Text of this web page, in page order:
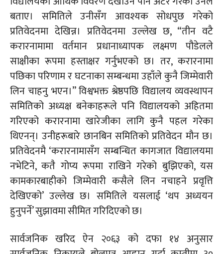
बताए। समितिले उनीसँग आवश्यक सोधपुछ गरेको
प्रतिवेदनमा देखिन्न। प्रतिवेदनमा उल्लेख छ, “तीन वटै
करारनामामा वर्तमान प्रधानाध्यापक लक्ष्मण पौडेलले
साक्षीका रूपमा हस्ताक्षर गर्नुभएको छ। तर, करारनामा
पछिका परिणाम र घटनाका सम्बन्धमा उहाँले कुनै जिम्मेवारी
लिन चाहनु भएन।” विश्वभक्तश्रेष्ठपछि विद्यालय व्यवस्थापन
समितिको अध्यक्ष बनेकाहरूले पनि विद्यालयको अहितमा
गरिएको करारनामा खारेजीका लागि कुनै पहल गरेका
थिएनन्। उनीहरूबारे छानबिन समितिको प्रतिवेदन मौन छ।
प्रतिवेदनमै ‘करारनामासँग सम्बन्धित कागजात विद्यालयमा
नभेटिने, कतै गोप्य रूपमा राखिने गरेको बुझिएको, यस
कामकारबाहीको जिम्मेवारी कसैले लिन नचाहने प्रवृत्ति
देखिएको’ उल्लेख छ। समितिले यसलाई ‘थप अध्ययन
हुनुपर्ने’ सुझावमा सीमित गरिदिएको छ।
सार्वजनिक खरिद ऐन २०६३ को दफा १४ अनुसार